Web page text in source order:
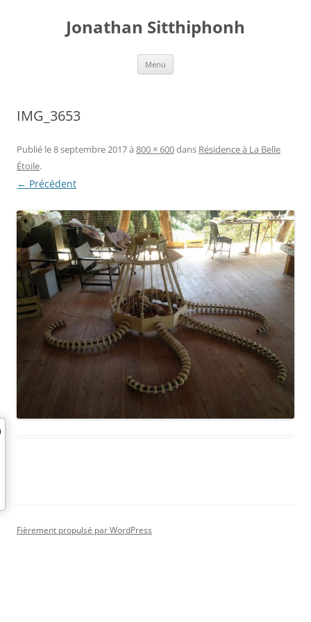
Jonathan Sitthiphonh
Menu
IMG_3653
Publié le8 septembre 2017à 800 × 600dans Résidence à La Belle
Étoile.
← Précédent
Fièrement propulsé par WordPress